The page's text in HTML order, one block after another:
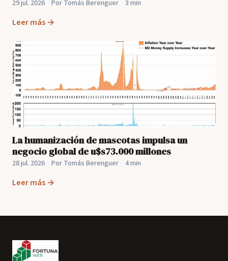
29 jul. 2026 Por Tomás Berenguer 3 min
Leer más →
La humanización de mascotas impulsa un
negocio global de u$s73.000 millones
28 jul. 2026 Por Tomás Berenguer 4 min
Leer más →